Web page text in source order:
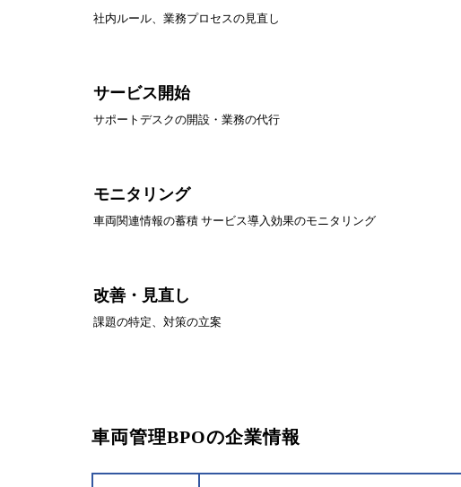
社内ルール、業務プロセスの見直し
サービス開始
サポートデスクの開設・業務の代行
モニタリング
車両関連情報の蓄積 サービス導入効果のモニタリング
改善・見直し
課題の特定、対策の立案
車両管理BPOの企業情報